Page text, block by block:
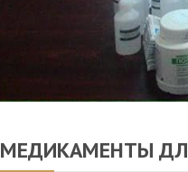
МЕДИКАМЕНТЫ